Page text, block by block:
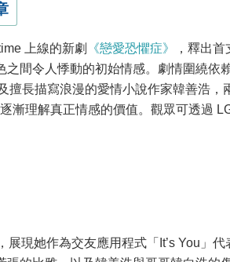
上線的新劇 《戀愛恐懼症》
，釋出首
間令人悸動的初始情感。劇情圍繞依
擅長描寫浪漫的愛情小說作家韓善浩，
漸理解真正情感的價值。觀眾可透過
現她作為交友應用程式「It’s You」代